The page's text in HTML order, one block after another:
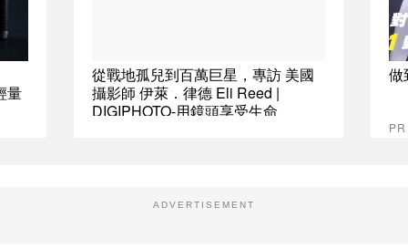
量
從戰地孤兒到百萬巨星，專訪 美國
攝影師 伊萊．律德 Eli Reed |
DIGIPHOTO-用鏡頭享受生命
做
ADVERTISEMENT